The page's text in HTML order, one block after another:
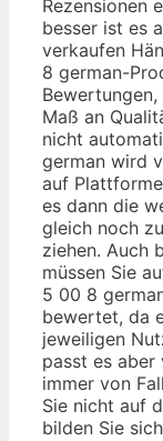
Rezensionen
besser ist es
verkaufen
8 german-
Maß an
nicht
german wird
auf
es dann die
gleich noch
ziehen. Auch
müssen Sie
5 00 8
bewertet, da
jeweiligen
passt es
immer von
Sie nicht auf
bilden Sie